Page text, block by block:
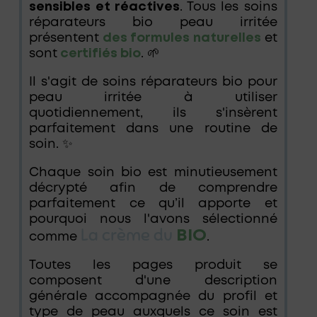
sensibles et réactives. Tous les soins
réparateurs bio peau irritée
présentent des formules naturelles et
sont certifiés bio. 🌱
Il s'agit de soins réparateurs bio pour
peau irritée à utiliser
quotidiennement, ils s'insèrent
parfaitement dans une routine de
soin. ✨
Chaque soin bio est minutieusement
décrypté afin de comprendre
parfaitement ce qu’il apporte et
pourquoi nous l'avons sélectionné
comme
BIO.
Toutes les pages produit se
composent d'une description
générale accompagnée du profil et
type de peau auxquels ce soin est